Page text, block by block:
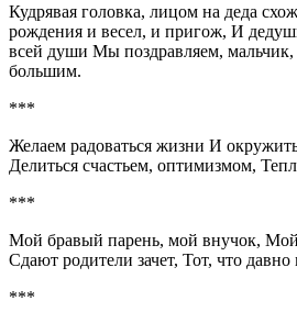
Кудрявая головка, лицом на деда
рождения и весел, и пригож, И
всей души Мы поздравляем,
большим.
***
Желаем радоваться жизни И
Делиться счастьем, оптимизмом,
***
Мой бравый парень, мой внучок,
Сдают родители зачет, Тот, что
***